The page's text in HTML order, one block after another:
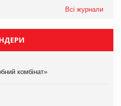
Всі журнали
комбінат»